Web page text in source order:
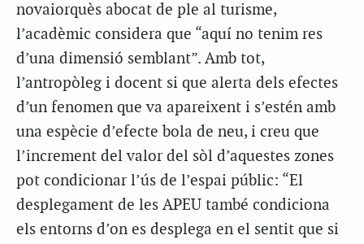
novaiorquès abocat de ple al turisme,
l’acadèmic considera que “aquí no tenim res
d’una dimensió semblant”. Amb tot,
l’antropòleg i docent si que alerta dels efectes
d’un fenomen que va apareixent i s’estén amb
una espècie d’efecte bola de neu, i creu que
l’increment del valor del sòl d’aquestes zones
pot condicionar l’ús de l’espai públic: “El
desplegament de les APEU també condiciona
els entorns d’on es desplega en el sentit que si